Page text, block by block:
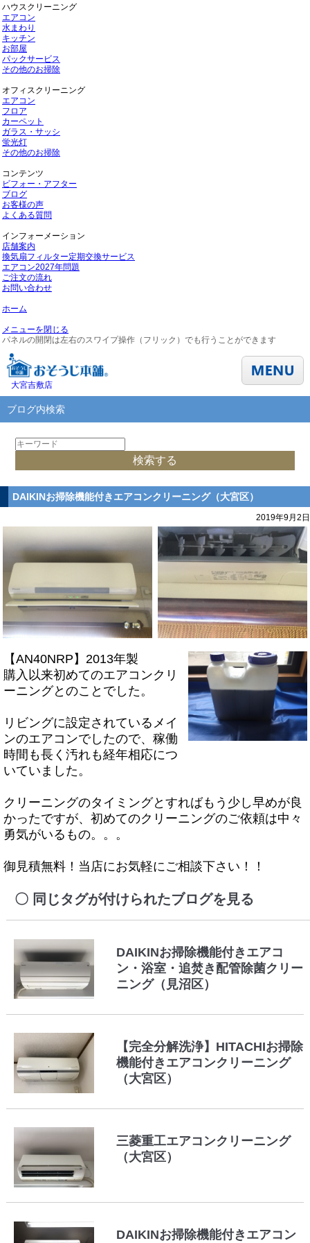
ハウスクリーニング
エアコン
水まわり
キッチン
お部屋
パックサービス
その他のお掃除
オフィスクリーニング
エアコン
フロア
カーペット
ガラス・サッシ
蛍光灯
その他のお掃除
コンテンツ
ビフォー・アフター
ブログ
お客様の声
よくある質問
インフォーメーション
店舗案内
換気扇フィルター定期交換サービス
エアコン2027年問題
ご注文の流れ
お問い合わせ
ホーム
メニューを閉じる
パネルの開閉は左右のスワイプ操作（フリック）でも行うことができます
大宮吉敷店
ブログ内検索
DAIKINお掃除機能付きエアコンクリーニング（大宮区）
2019年9月2日
【AN40NRP】2013年製
購入以来初めてのエアコンクリ
ーニングとのことでした。
リビングに設定されているメイ
ンのエアコンでしたので、稼働
時間も長く汚れも経年相応につ
いていました。
クリーニングのタイミングとすればもう少し早めが良
かったですが、初めてのクリーニングのご依頼は中々
勇気がいるもの。。。
御見積無料！ 当店にお気軽にご相談下さい！！
同じタグが付けられたブログを見る
DAIKINお掃除機能付きエアコ
ン・浴室・追焚き配管除菌クリー
ニング（見沼区）
【完全分解洗浄】HITACHIお掃除
機能付きエアコンクリーニング
（大宮区）
三菱重工エアコンクリーニング
（大宮区）
DAIKINお掃除機能付きエアコン